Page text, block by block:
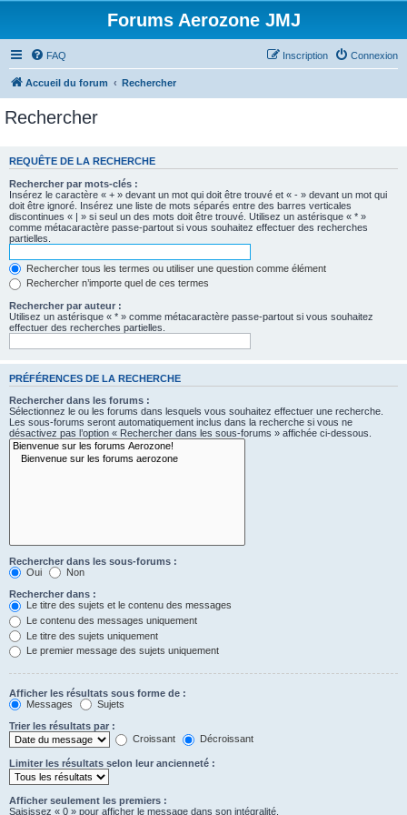
Forums Aerozone JMJ
FAQ Connexion
Inscription
Accueil du forum Rechercher
Rechercher
REQUÊTE DE LA RECHERCHE
Rechercher par mots-clés :
Insérez le caractère « + » devant un mot qui doit être trouvé et « - » devant un mot qui
doit être ignoré. Insérez une liste de mots séparés entre des barres verticales
discontinues « | » si seul un des mots doit être trouvé. Utilisez un astérisque « * »
comme métacaractère passe-partout si vous souhaitez effectuer des recherches
partielles.
Rechercher tous les termes ou utiliser une question comme élément
Rechercher n’importe quel de ces termes
Rechercher par auteur :
Utilisez un astérisque « * » comme métacaractère passe-partout si vous souhaitez
effectuer des recherches partielles.
PRÉFÉRENCES DE LA RECHERCHE
Rechercher dans les forums :
Sélectionnez le ou les forums dans lesquels vous souhaitez effectuer une recherche.
Les sous-forums seront automatiquement inclus dans la recherche si vous ne
désactivez pas l’option « Rechercher dans les sous-forums » affichée ci-dessous.
Rechercher dans les sous-forums :
Oui
Non
Rechercher dans :
Le titre des sujets et le contenu des messages
Le contenu des messages uniquement
Le titre des sujets uniquement
Le premier message des sujets uniquement
Afficher les résultats sous forme de :
Messages
Sujets
Trier les résultats par :
Croissant
Décroissant
Limiter les résultats selon leur ancienneté :
Afficher seulement les premiers :
Saisissez « 0 » pour afficher le message dans son intégralité.